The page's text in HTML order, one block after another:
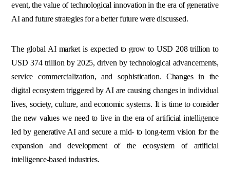
event, the value of technological innovation in the era of generative
AI and future strategies for a better future were discussed.
The global AI market is expected to grow to USD 208 trillion to
USD 374 trillion by 2025, driven by technological advancements,
service commercialization, and sophistication. Changes in the
digital ecosystem triggered by AI are causing changes in individual
lives, society, culture, and economic systems. It is time to consider
the new values we need to live in the era of artificial intelligence
led by generative AI and secure a mid- to long-term vision for the
expansion and development of the ecosystem of artificial
intelligence-based industries.